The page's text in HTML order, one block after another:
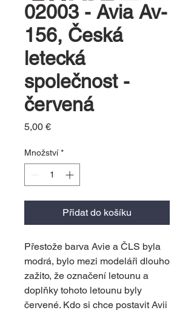
02003 - Avia Av-
156, Česká
letecká
společnost -
červená
5,00 €Cena
Množství *
Přidat do košíku
Přestože barva Avie a ČLS byla
modrá, bylo mezi modeláři dlouho
zažito, že označení letounu a
doplňky tohoto letounu byly
červené. Kdo si chce postavit Avii